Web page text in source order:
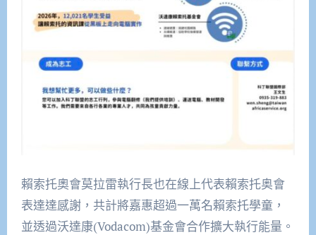
賴索托奧會莫拉雷執行長也在線上代表賴索托奥會
表達達感謝，共計將嘉惠超過一萬名賴索托學童，
並透過沃達康(Vodacom)基金會合作擴大執行能量。